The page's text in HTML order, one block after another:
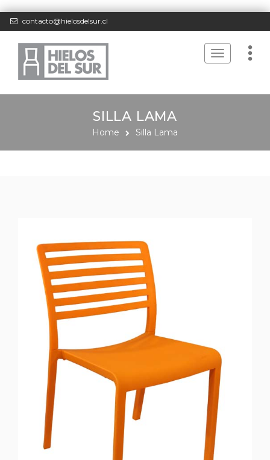
contacto@hielosdelsur.cl
Toggle
navigation
SILLA LAMA
Home Silla Lama